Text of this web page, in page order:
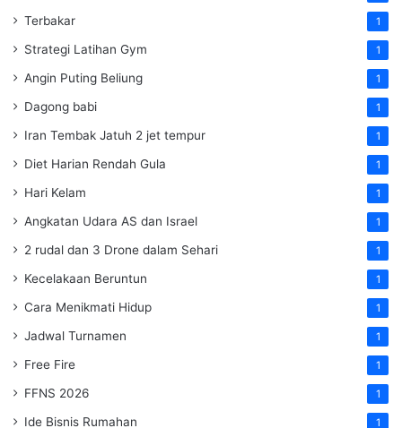
Terbakar 1
Strategi Latihan Gym 1
Angin Puting Beliung 1
Dagong babi 1
Iran Tembak Jatuh 2 jet tempur 1
Diet Harian Rendah Gula 1
Hari Kelam 1
Angkatan Udara AS dan Israel 1
2 rudal dan 3 Drone dalam Sehari 1
Kecelakaan Beruntun 1
Cara Menikmati Hidup 1
Jadwal Turnamen 1
Free Fire 1
FFNS 2026 1
Ide Bisnis Rumahan 1